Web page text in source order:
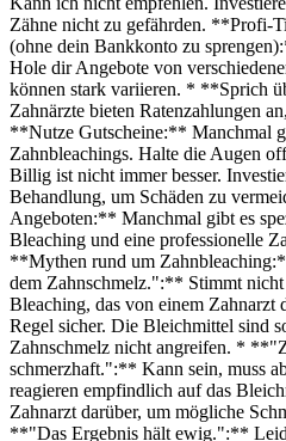
Zähne nicht zu gefährden. **Profi-
(ohne dein Bankkonto zu
Hole dir Angebote von
können stark variieren. * **Sprich
Zahnärzte bieten Ratenzahlungen
**Nutze Gutscheine:** Manchmal
Zahnbleachings. Halte die Augen
Billig ist nicht immer besser.
Behandlung, um Schäden zu
Angeboten:** Manchmal gibt es
Bleaching und eine professionelle
**Mythen rund um
dem Zahnschmelz.":** Stimmt nicht
Bleaching, das von einem
Regel sicher. Die Bleichmittel sind
Zahnschmelz nicht angreifen. *
schmerzhaft.":** Kann sein, muss
reagieren empfindlich auf das
Zahnarzt darüber, um mögliche
**"Das Ergebnis hält ewig.":**